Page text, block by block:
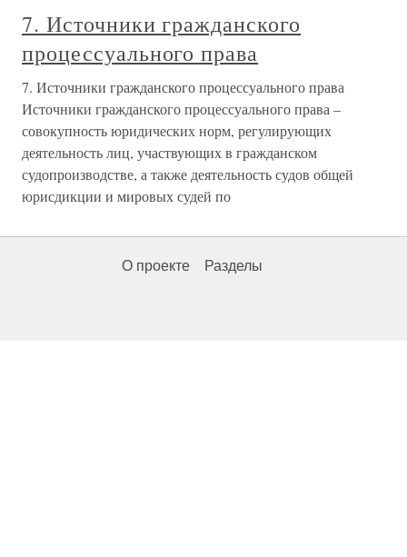
7. Источники гражданского
процессуального права
7. Источники гражданского процессуального права
Источники гражданского процессуального права –
совокупность юридических норм, регулирующих
деятельность лиц, участвующих в гражданском
судопроизводстве, а также деятельность судов общей
юрисдикции и мировых судей по
О проекте Разделы